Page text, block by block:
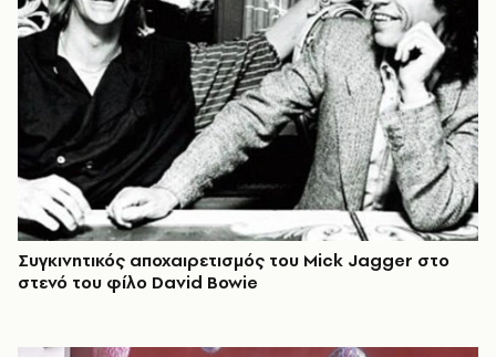
Συγκινητικός αποχαιρετισμός του Mick Jagger στο
στενό του φίλο David Bowie